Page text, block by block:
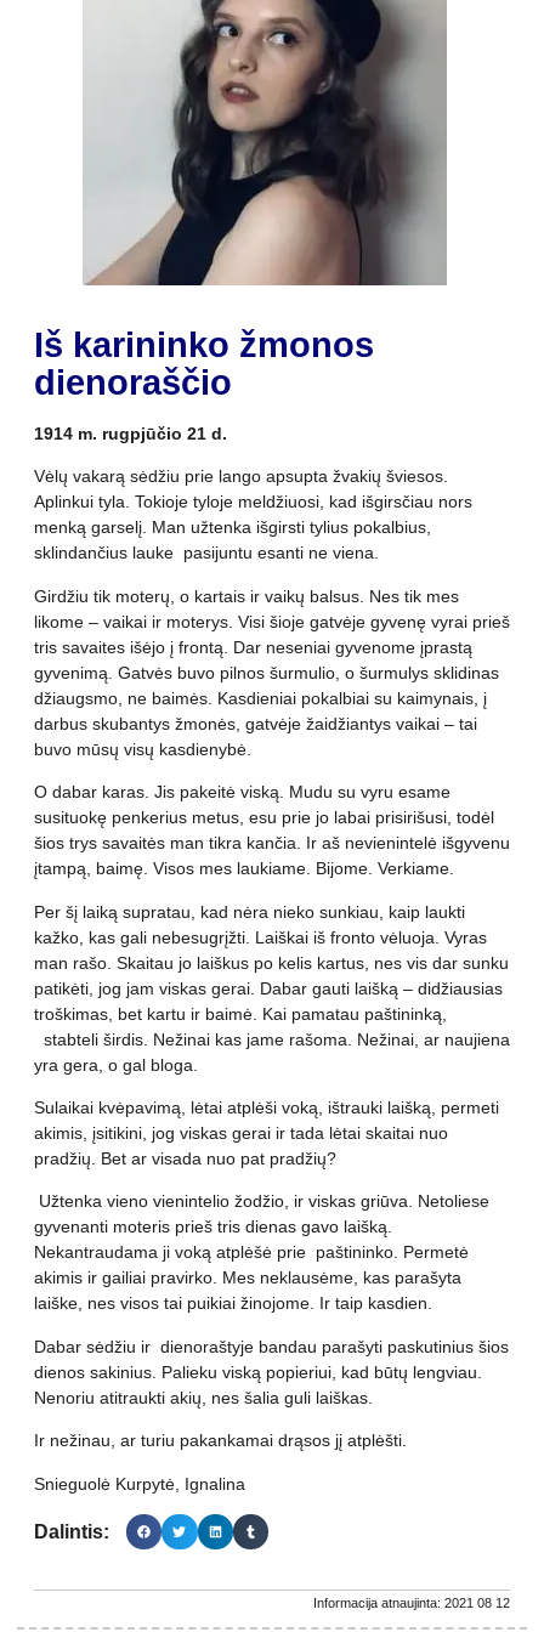
Iš karininko žmonos
dienoraščio
1914 m. rugpjūčio 21 d.
Vėlų vakarą sėdžiu prie lango apsupta žvakių šviesos.
Aplinkui tyla. Tokioje tyloje meldžiuosi, kad išgirsčiau nors
menką garselį. Man užtenka išgirsti tylius pokalbius,
sklindančius lauke pasijuntu esanti ne viena.
Girdžiu tik moterų, o kartais ir vaikų balsus. Nes tik mes
likome – vaikai ir moterys. Visi šioje gatvėje gyvenę vyrai prieš
tris savaites išėjo į frontą. Dar neseniai gyvenome įprastą
gyvenimą. Gatvės buvo pilnos šurmulio, o šurmulys sklidinas
džiaugsmo, ne baimės. Kasdieniai pokalbiai su kaimynais, į
darbus skubantys žmonės, gatvėje žaidžiantys vaikai – tai
buvo mūsų visų kasdienybė.
O dabar karas. Jis pakeitė viską. Mudu su vyru esame
susituokę penkerius metus, esu prie jo labai prisirišusi, todėl
šios trys savaitės man tikra kančia. Ir aš nevienintelė išgyvenu
įtampą, baimę. Visos mes laukiame. Bijome. Verkiame.
Per šį laiką supratau, kad nėra nieko sunkiau, kaip laukti
kažko, kas gali nebesugrįžti. Laiškai iš fronto vėluoja. Vyras
man rašo. Skaitau jo laiškus po kelis kartus, nes vis dar sunku
patikėti, jog jam viskas gerai. Dabar gauti laišką – didžiausias
troškimas, bet kartu ir baimė. Kai pamatau paštininką,
stabteli širdis. Nežinai kas jame rašoma. Nežinai, ar naujiena
yra gera, o gal bloga.
Sulaikai kvėpavimą, lėtai atplėši voką, ištrauki laišką, permeti
akimis, įsitikini, jog viskas gerai ir tada lėtai skaitai nuo
pradžių. Bet ar visada nuo pat pradžių?
Užtenka vieno vienintelio žodžio, ir viskas griūva. Netoliese
gyvenanti moteris prieš tris dienas gavo laišką.
Nekantraudama ji voką atplėšė prie paštininko. Permetė
akimis ir gailiai pravirko. Mes neklausėme, kas parašyta
laiške, nes visos tai puikiai žinojome. Ir taip kasdien.
Dabar sėdžiu ir dienoraštyje bandau parašyti paskutinius šios
dienos sakinius. Palieku viską popieriui, kad būtų lengviau.
Nenoriu atitraukti akių, nes šalia guli laiškas.
Ir nežinau, ar turiu pakankamai drąsos jį atplėšti.
Snieguolė Kurpytė, Ignalina
Dalintis:
Informacija atnaujinta: 2021 08 12